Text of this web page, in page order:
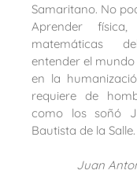
Samaritano. No
Aprender
matemáticas
entender el
en la
requiere de
como los soñó
Bautista de la Salle.
Juan